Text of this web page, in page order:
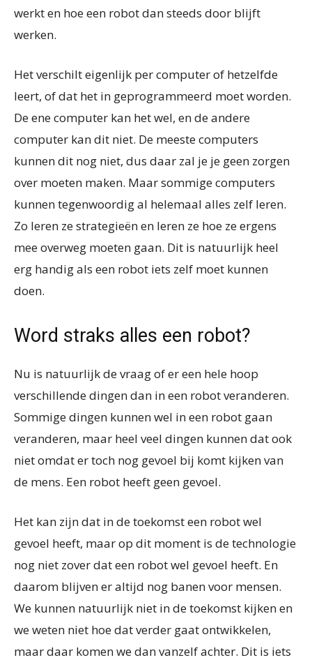
werkt en hoe een robot dan steeds door blijft
werken.
Het verschilt eigenlijk per computer of hetzelfde
leert, of dat het in geprogrammeerd moet worden.
De ene computer kan het wel, en de andere
computer kan dit niet. De meeste computers
kunnen dit nog niet, dus daar zal je je geen zorgen
over moeten maken. Maar sommige computers
kunnen tegenwoordig al helemaal alles zelf leren.
Zo leren ze strategieën en leren ze hoe ze ergens
mee overweg moeten gaan. Dit is natuurlijk heel
erg handig als een robot iets zelf moet kunnen
doen.
Word straks alles een robot?
Nu is natuurlijk de vraag of er een hele hoop
verschillende dingen dan in een robot veranderen.
Sommige dingen kunnen wel in een robot gaan
veranderen, maar heel veel dingen kunnen dat ook
niet omdat er toch nog gevoel bij komt kijken van
de mens. Een robot heeft geen gevoel.
Het kan zijn dat in de toekomst een robot wel
gevoel heeft, maar op dit moment is de technologie
nog niet zover dat een robot wel gevoel heeft. En
daarom blijven er altijd nog banen voor mensen.
We kunnen natuurlijk niet in de toekomst kijken en
we weten niet hoe dat verder gaat ontwikkelen,
maar daar komen we dan vanzelf achter. Dit is iets